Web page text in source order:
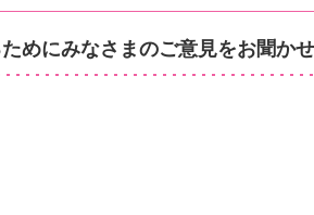
めにみなさまのご意見をお聞か